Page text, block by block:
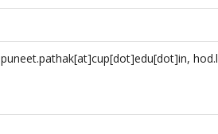
puneet.pathak[at]cup[dot]edu[dot]in,